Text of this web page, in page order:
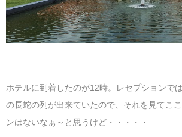
ホテルに到着したのが12時。レセプションで
の長蛇の列が出来ていたので、それを見てこ
ンはないなぁ～と思うけど・・・・・